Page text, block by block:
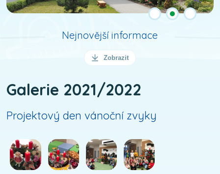
Nejnovější informace
Zobrazit
Galerie 2021/2022
Projektový den vánoční zvyky